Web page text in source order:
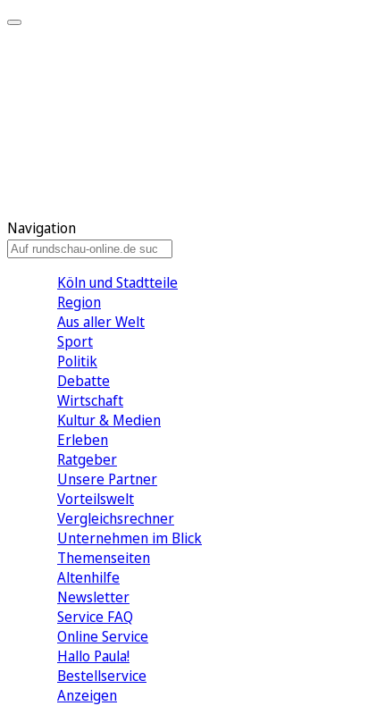
Navigation
Köln und Stadtteile
Region
Aus aller Welt
Sport
Politik
Debatte
Wirtschaft
Kultur & Medien
Erleben
Ratgeber
Unsere Partner
Vorteilswelt
Vergleichsrechner
Unternehmen im Blick
Themenseiten
Altenhilfe
Newsletter
Service FAQ
Online Service
Hallo Paula!
Bestellservice
Anzeigen